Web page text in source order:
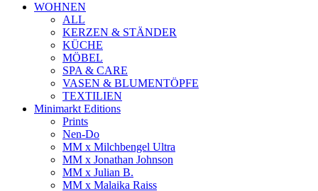
WOHNEN
ALL
KERZEN & STÄNDER
KÜCHE
MÖBEL
SPA & CARE
VASEN & BLUMENTÖPFE
TEXTILIEN
Minimarkt Editions
Prints
Nen-Do
MM x Milchbengel Ultra
MM x Jonathan Johnson
MM x Julian B.
MM x Malaika Raiss